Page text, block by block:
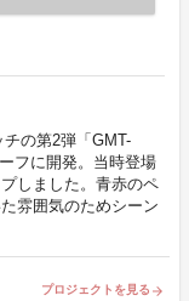
の第2弾「GMT-
フに開発。当時登場
しました。青赤のペ
雰囲気のためシーン
プロジェクトを見る arrow_forward